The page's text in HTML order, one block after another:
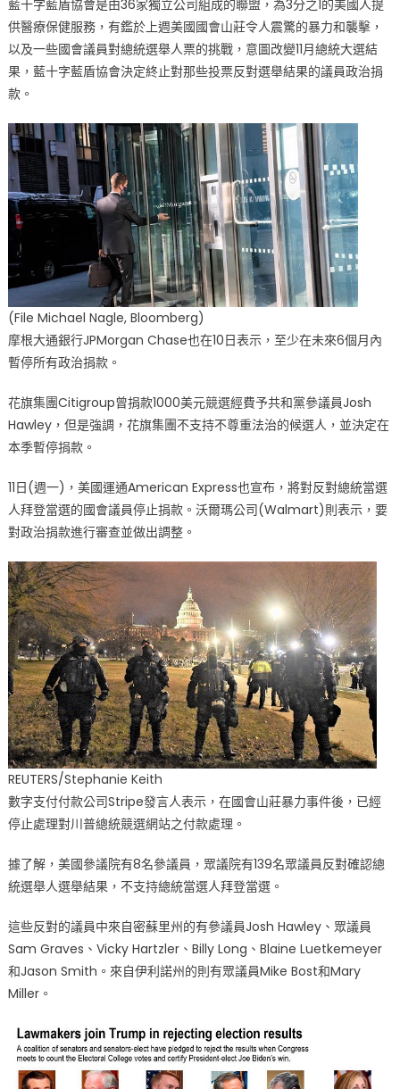
藍十字藍盾協會是由36家獨立公司組成的聯盟，為3分之1的美國人提
供醫療保健服務，有鑑於上週美國國會山莊令人震驚的暴力和襲擊，
以及一些國會議員對總統選舉人票的挑戰，意圖改變11月總統大選結
果，藍十字藍盾協會決定終止對那些投票反對選舉結果的議員政治捐
款。
(File Michael Nagle, Bloomberg)
摩根大通銀行JPMorgan Chase也在10日表示，至少在未來6個月內
暫停所有政治捐款。
花旗集團Citigroup曾捐款1000美元競選經費予共和黨參議員Josh
Hawley，但是強調，花旗集團不支持不尊重法治的候選人，並決定在
本季暫停捐款。
11日(週一)，美國運通American Express也宣布，將對反對總統當選
人拜登當選的國會議員停止捐款。沃爾瑪公司(Walmart)則表示，要
對政治捐款進行審查並做出調整。
REUTERS/Stephanie Keith
數字支付付款公司Stripe發言人表示，在國會山莊暴力事件後，已經
停止處理對川普總統競選網站之付款處理。
據了解，美國參議院有8名參議員，眾議院有139名眾議員反對確認總
統選舉人選舉結果，不支持總統當選人拜登當選。
這些反對的議員中來自密蘇里州的有參議員Josh Hawley、眾議員
Sam Graves、Vicky Hartzler、Billy Long、Blaine Luetkemeyer
和Jason Smith。來自伊利諾州的則有眾議員Mike Bost和Mary
Miller。